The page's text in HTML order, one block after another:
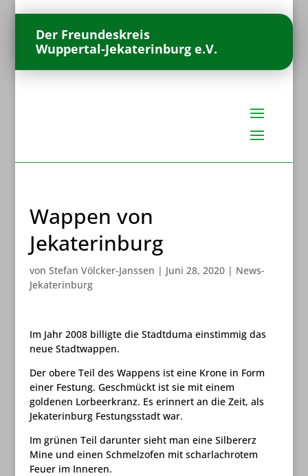
Der Freundeskreis
Wuppertal-Jekaterinburg e.V.
Wappen von
Jekaterinburg
von Stefan Völcker-Janssen | Juni 28, 2020| News-
Jekaterinburg
Im Jahr 2008 billigte die Stadtduma einstimmig das
neue Stadtwappen.
Der obere Teil des Wappens ist eine Krone in Form
einer Festung. Geschmückt ist sie mit einem
goldenen Lorbeerkranz. Es erinnert an die Zeit, als
Jekaterinburg Festungsstadt war.
Im grünen Teil darunter sieht man eine Silbererz
Mine und einen Schmelzofen mit scharlachrotem
Feuer im Inneren.